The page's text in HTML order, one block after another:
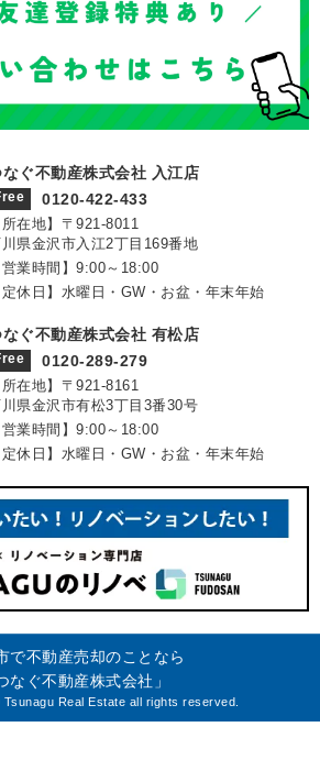
ぐ不動産株式会社 入江店
0120-422-433
所在地】〒921‐8011
県金沢市入江2丁目169番地
営業時間】9:00～18:00
定休日】水曜日・GW・お盆・年末年始
ぐ不動産株式会社 有松店
0120-289-279
所在地】〒921‐8161
県金沢市有松3丁目3番30号
営業時間】9:00～18:00
定休日】水曜日・GW・お盆・年末年始
で不動産売却のことなら
なぐ不動産株式会社」
Real Estate all rights reserved.